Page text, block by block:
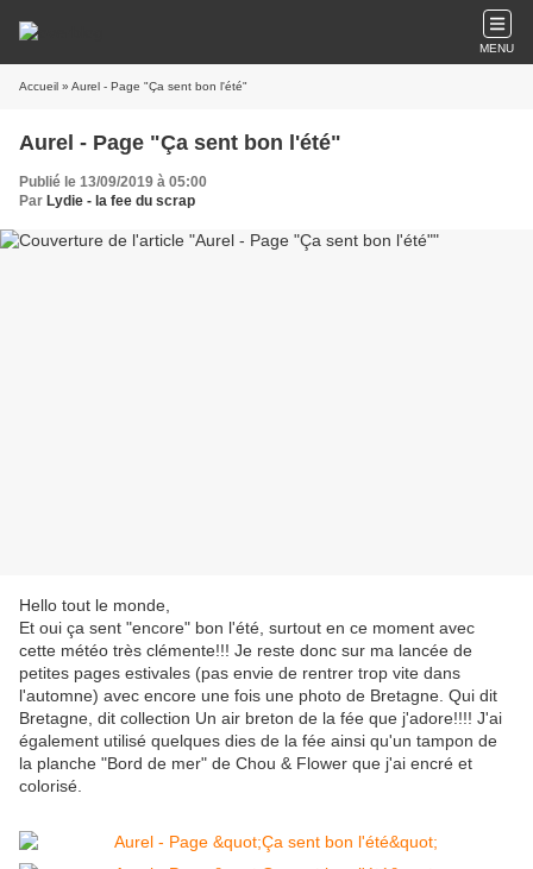
MENU
Accueil » Aurel - Page "Ça sent bon l'été"
Aurel - Page "Ça sent bon l'été"
Publié le 13/09/2019 à 05:00
Par Lydie - la fee du scrap
Hello tout le monde,
Et oui ça sent "encore" bon l'été, surtout en ce moment avec
cette météo très clémente!!! Je reste donc sur ma lancée de
petites pages estivales (pas envie de rentrer trop vite dans
l'automne) avec encore une fois une photo de Bretagne. Qui dit
Bretagne, dit collection Un air breton de la fée que j'adore!!!! J'ai
également utilisé quelques dies de la fée ainsi qu'un tampon de
la planche "Bord de mer" de Chou & Flower que j'ai encré et
colorisé.